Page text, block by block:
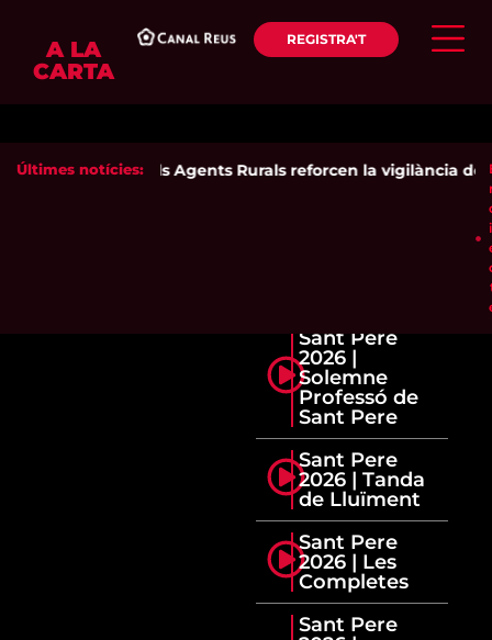
A LA
CARTA
REGISTRA'T
Últimes notícies:Els Agents Rurals reforcen la vigilància
Sant Pere
2026 |
Solemne
Professó de
Sant Pere
Sant Pere
2026 | Tanda
de Lluïment
Sant Pere
2026 | Les
Completes
Sant Pere